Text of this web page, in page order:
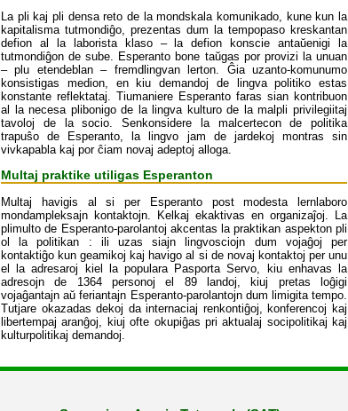
La pli kaj pli densa reto de la mondskala komunikado, kune kun la
kapitalisma tutmondiĝo, prezentas dum la tempopaso kreskantan
defion al la laborista klaso – la defion konscie antaŭenigi la
tutmondiĝon de sube. Esperanto bone taŭgas por provizi la unuan
– plu etendeblan – fremdlingvan lerton. Ĝia uzanto-komunumo
konsistigas medion, en kiu demandoj de lingva politiko estas
konstante reflektataj. Tiumaniere Esperanto faras sian kontribuon
al la necesa plibonigo de la lingva kulturo de la malpli privilegiitaj
tavoloj de la socio. Senkonsidere la malcertecon de politika
trapuŝo de Esperanto, la lingvo jam de jardekoj montras sin
vivkapabla kaj por ĉiam novaj adeptoj alloga.
Multaj praktike utiligas Esperanton
Multaj havigis al si per Esperanto post modesta lernlaboro
mondampleksajn kontaktojn. Kelkaj ekaktivas en organizaĵoj. La
plimulto de Esperanto-parolantoj akcentas la praktikan aspekton pli
ol la politikan : ili uzas siajn lingvosciojn dum vojaĝoj per
kontaktiĝo kun geamikoj kaj havigo al si de novaj kontaktoj per unu
el la adresaroj kiel la populara Pasporta Servo, kiu enhavas la
adresojn de 1364 personoj el 89 landoj, kiuj pretas loĝigi
vojaĝantajn aŭ feriantajn Esperanto-parolantojn dum limigita tempo.
Tutjare okazadas dekoj da internaciaj renkontiĝoj, konferencoj kaj
libertempaj aranĝoj, kiuj ofte okupiĝas pri aktualaj socipolitikaj kaj
kulturpolitikaj demandoj.